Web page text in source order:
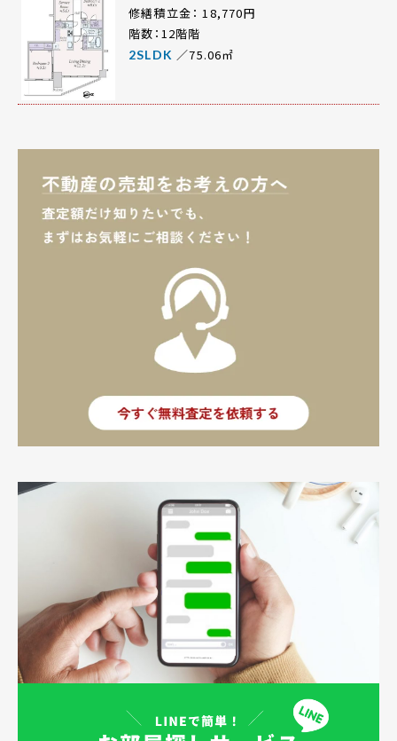
修繕積立金： 18,770円
階数：12階階
2SLDK ／75.06㎡